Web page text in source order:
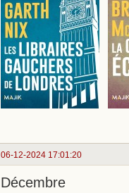
06-12-2024 17:01:20
Décembre